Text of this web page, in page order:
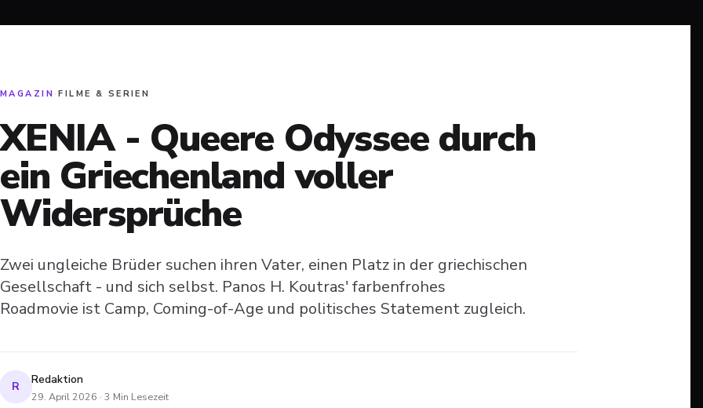
MAGAZIN ·FILME & SERIEN
XENIA - Queere Odyssee durch
ein Griechenland voller
Widersprüche
Zwei ungleiche Brüder suchen ihren Vater, einen Platz in der griechischen
Gesellschaft - und sich selbst. Panos H. Koutras' farbenfrohes
Roadmovie ist Camp, Coming-of-Age und politisches Statement zugleich.
R Redaktion
29. April 2026 · 3 Min Lesezeit